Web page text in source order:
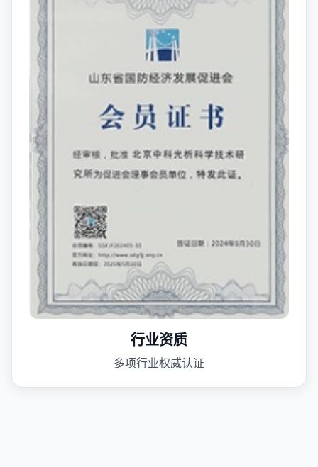
行业资质
多项行业权威认证